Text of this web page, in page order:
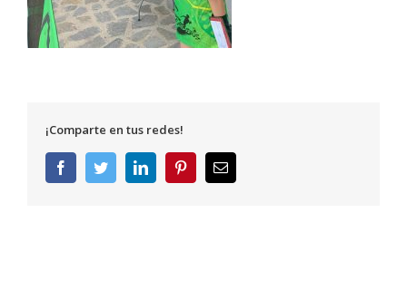
¡Comparte en tus redes!
FacebookTwitterLinkedInPinterestCorreo
electrónico